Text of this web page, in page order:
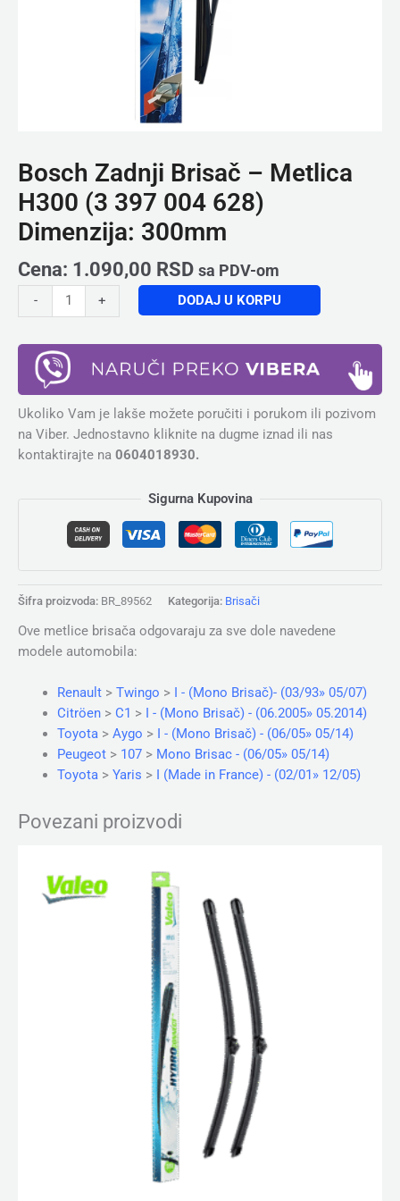
Bosch Zadnji Brisač – Metlica
H300 (3 397 004 628)
Dimenzija: 300mm
Cena: 1.090,00 RSD sa PDV-om
- + DODAJ U KORPU
Ukoliko Vam je lakše možete poručiti i porukom ili pozivom
na Viber. Jednostavno kliknite na dugme iznad ili nas
kontaktirajte na 0604018930.
Sigurna Kupovina
Šifra proizvoda: BR_89562 Kategorija: Brisači
Ove metlice brisača odgovaraju za sve dole navedene
modele automobila:
Renault> Twingo > I - (Mono Brisač)- (03/93» 05/07)
Citröen> C1 > I - (Mono Brisač) - (06.2005» 05.2014)
Toyota> Aygo > I - (Mono Brisač) - (06/05» 05/14)
Peugeot> 107> Mono Brisac - (06/05» 05/14)
Toyota> Yaris > I (Made in France) - (02/01» 12/05)
Povezani proizvodi